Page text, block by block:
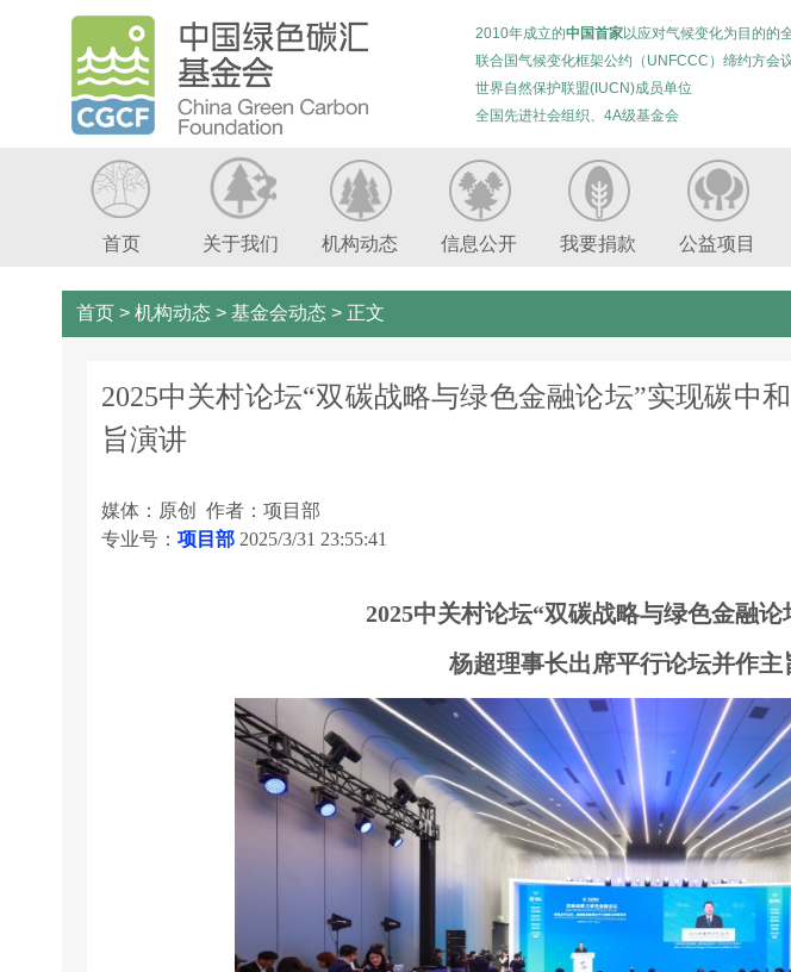
2010年成立的中国首家以应对气候变化为目的的
联合国气候变化框架公约（UNFCCC）缔约方会
世界自然保护联盟(IUCN)成员单位
全国先进社会组织、4A级基金会
首页 关于我们 机构动态 信息公开 我要捐款 公益项目
首页 > 机构动态 > 基金会动态 > 正文
2025中关村论坛“双碳战略与绿色金融论坛”实现碳中
旨演讲
媒体：原创 作者：项目部
专业号： 项目部 2025/3/31 23:55:41
2025中关村论坛“双碳战略与绿色金融论
杨超理事长出席平行论坛并作主